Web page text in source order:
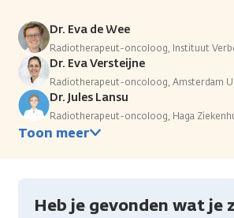
Dr. Eva de Wee
Radiotherapeut-oncoloog, Instituut
Dr. Eva Versteijne
Radiotherapeut-oncoloog, Amsterdam
Dr. Jules Lansu
Radiotherapeut-oncoloog, Haga
Toon meer
Heb je gevonden wat je